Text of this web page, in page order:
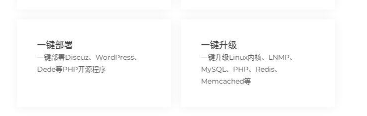
一键部署
一键部署Discuz、WordPress、
Dede等PHP开源程序
一键升级
一键升级Linux内核、LNMP、
MySQL、PHP、Redis、
Memcached等